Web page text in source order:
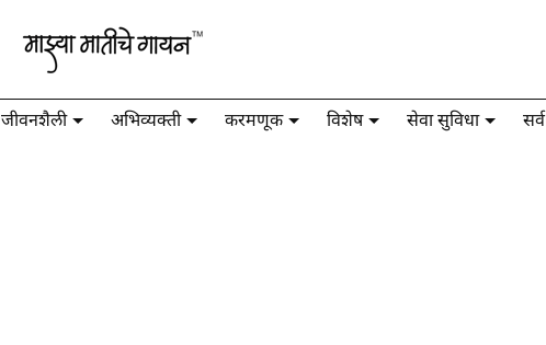
जीवनशैली अभिव्यक्ती करमणूक विशेष सेवा सुविधा